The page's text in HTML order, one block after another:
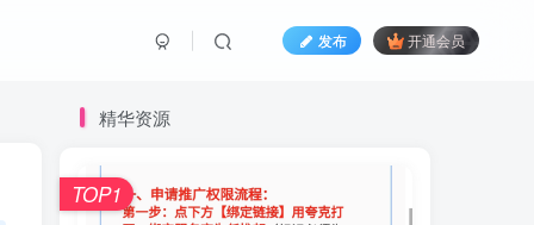
发布 开通会员
精华资源
TOP1